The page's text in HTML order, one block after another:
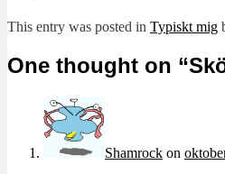
This entry was posted in Typiskt mig
One thought on “
Shamrock on